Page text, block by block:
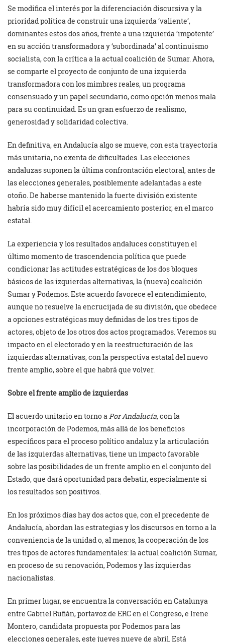
Se modifica el interés por la diferenciación discursiva y la
prioridad política de construir una izquierda ‘valiente’,
dominantes estos dos años, frente a una izquierda ‘impotente’
en su acción transformadora y ‘subordinada’ al continuismo
socialista, con la crítica a la actual coalición de Sumar. Ahora,
se comparte el proyecto de conjunto de una izquierda
transformadora con los mimbres reales, un programa
consensuado y un papel secundario, como opción menos mala
para su continuidad. Es un gran esfuerzo de realismo,
generosidad y solidaridad colectiva.
En definitiva, en Andalucía algo se mueve, con esta trayectoria
más unitaria, no exenta de dificultades. Las elecciones
andaluzas suponen la última confrontación electoral, antes de
las elecciones generales, posiblemente adelantadas a este
otoño. De haberse mantenido la fuerte división existente
habría sido muy difícil el acercamiento posterior, en el marco
estatal.
La experiencia y los resultados andaluces constituyen el
último momento de trascendencia política que puede
condicionar las actitudes estratégicas de los dos bloques
básicos de las izquierdas alternativas, la (nueva) coalición
Sumar y Podemos. Este acuerdo favorece el entendimiento,
aunque no resuelve la encrucijada de su división, que obedece
a opciones estratégicas muy definidas de los tres tipos de
actores, objeto de los otros dos actos programados. Veremos su
impacto en el electorado y en la reestructuración de las
izquierdas alternativas, con la perspectiva estatal del nuevo
frente amplio, sobre el que habrá que volver.
Sobre el frente amplio de izquierdas
El acuerdo unitario en torno aPor Andalucía, con la
incorporación de Podemos, más allá de los beneficios
específicos para el proceso político andaluz y la articulación
de las izquierdas alternativas, tiene un impacto favorable
sobre las posibilidades de un frente amplio en el conjunto del
Estado, que dará oportunidad para debatir, especialmente si
los resultados son positivos.
En los próximos días hay dos actos que, con el precedente de
Andalucía, abordan las estrategias y los discursos en torno a la
conveniencia de la unidad o, al menos, la cooperación de los
tres tipos de actores fundamentales: la actual coalición Sumar,
en proceso de su renovación, Podemos y las izquierdas
nacionalistas.
En primer lugar, se encuentra la conversación en Catalunya
entre Gabriel Rufián, portavoz de ERC en el Congreso, e Irene
Montero, candidata propuesta por Podemos para las
elecciones generales, este jueves nueve de abril. Está